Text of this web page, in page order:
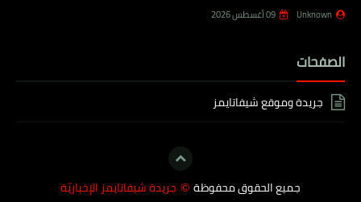
Unknown 09 أغسطس 2026
الصفحات
جريدة وموقع شيفاتايمز
جميع الحقوق محفوظة © جريدة شيفاتايمز الإخباريّة